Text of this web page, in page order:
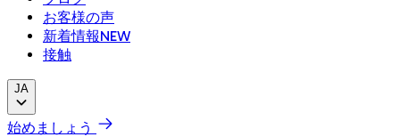
お客様の声
新着情報NEW
接触
JA
始めましょう